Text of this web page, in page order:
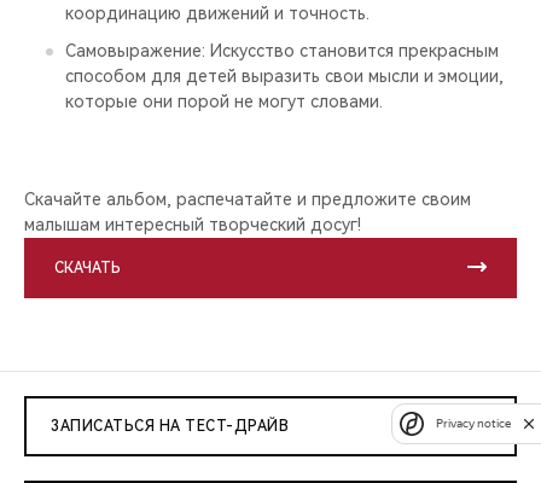
координацию движений и точность.
Самовыражение: Искусство становится прекрасным
способом для детей выразить свои мысли и эмоции,
которые они порой не могут словами.
Скачайте альбом, распечатайте и предложите своим
малышам интересный творческий досуг!
СКАЧАТЬ
ЗАПИСАТЬСЯ НА ТЕСТ-ДРАЙВ Privacy notice